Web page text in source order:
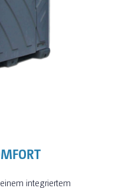
integriertem